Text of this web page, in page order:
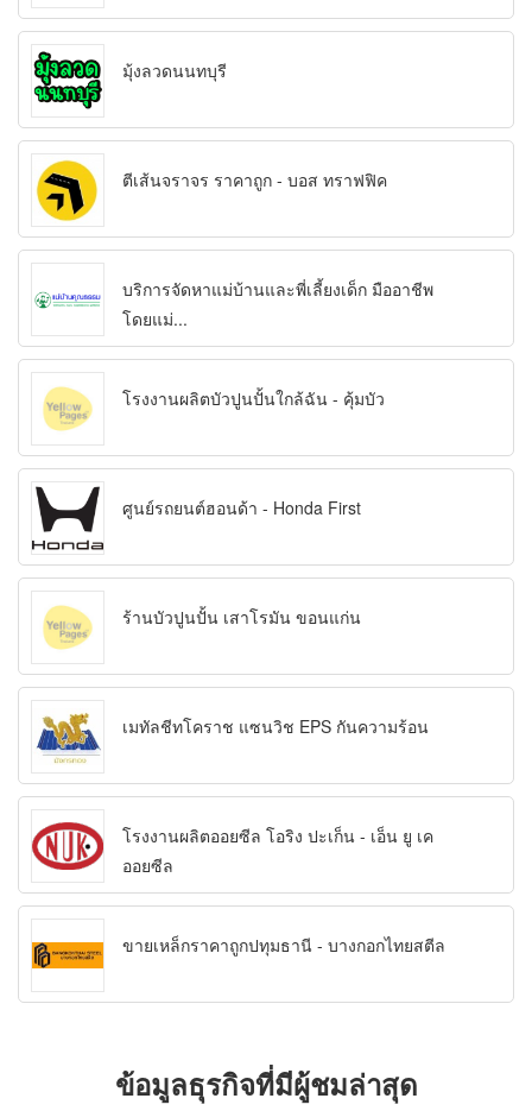
มุ้งลวดนนทบุรี
ตีเส้นจราจร ราคาถูก - บอส ทราฟฟิค
บริการจัดหาแม่บ้านและพี่เลี้ยงเด็ก มืออาชีพ
โดยแม่...
โรงงานผลิตบัวปูนปั้นใกล้ฉัน - คุ้มบัว
ศูนย์รถยนต์ฮอนด้า - Honda First
ร้านบัวปูนปั้น เสาโรมัน ขอนแก่น
เมทัลชีทโคราช แซนวิช EPS กันความร้อน
โรงงานผลิตออยซีล โอริง ปะเก็น - เอ็น ยู เค
ออยซีล
ขายเหล็กราคาถูกปทุมธานี - บางกอกไทยสตีล
ข้อมูลธุรกิจที่มีผู้ชมล่าสุด